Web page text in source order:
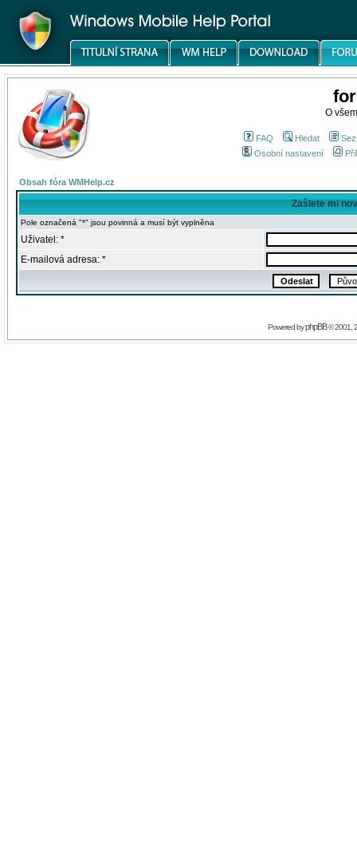
O
FAQ Hledat
Osobní nastavení
Obsah fóra WMHelp.cz
Zašlete mi
Pole označená "*" jsou povinná a musí být vyplněna
Uživatel: *
E-mailová adresa: *
Powered byphpBB© 2001,